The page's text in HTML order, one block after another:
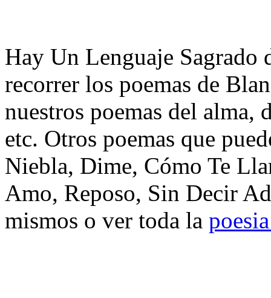
Hay Un Lenguaje Sagrado
recorrer los poemas de
nuestros poemas del alma,
etc. Otros poemas que
Niebla, Dime, Cómo Te
Amo, Reposo, Sin Decir
mismos o ver toda la